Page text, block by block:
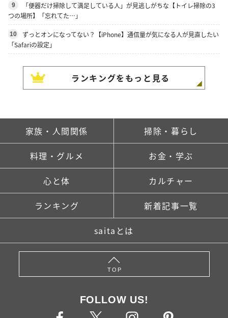
9
「便器だけ掃除して満足している人」が見逃しがちな【トイレ掃除の3
つの場所】「忘れてた…」
10
ずっとオンになってない？【iPhone】通信量が気になる人が見直したい
「Safariの設定」
ランキングをもっと見る
家族・人間関係 掃除・暮らし
料理・グルメ お金・学ぶ
心と体 カルチャー
ランキング 新着記事一覧
saitaとは
TOP
FOLLOW US!